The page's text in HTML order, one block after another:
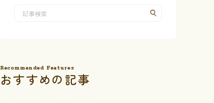
Recommended Features
おすすめの記事